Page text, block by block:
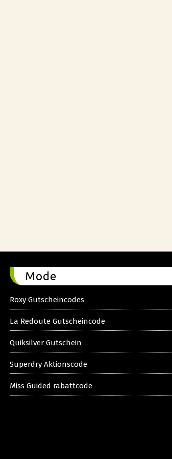
Mode
Roxy Gutscheincodes
La Redoute Gutscheincode
Quiksilver Gutschein
Superdry Aktionscode
Miss Guided rabattcode